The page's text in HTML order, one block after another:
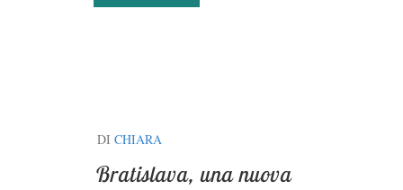
DI CHIARA
Bratislava, una nuova